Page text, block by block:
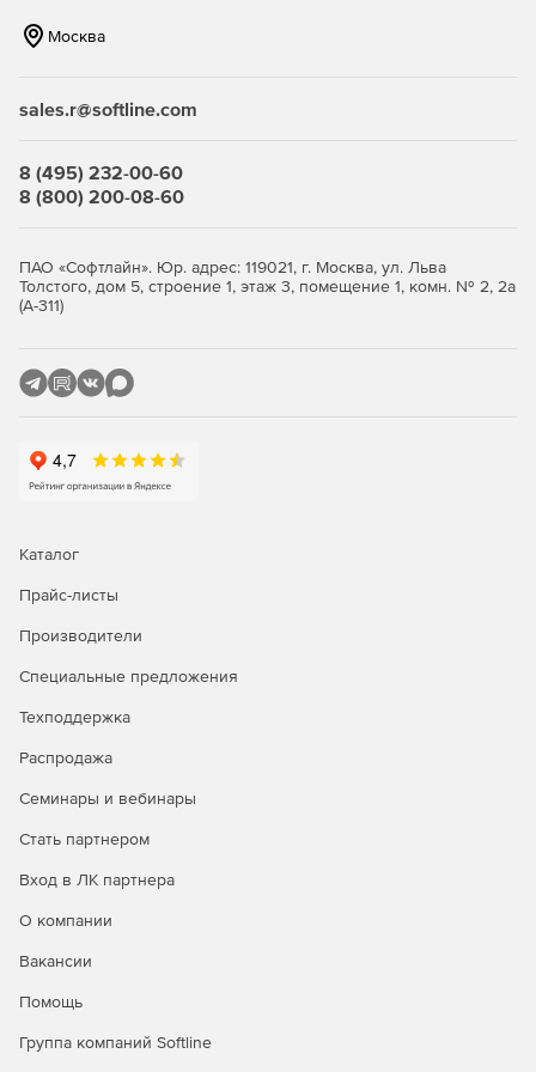
Москва
sales.r@softline.com
8 (495) 232-00-60
8 (800) 200-08-60
ПАО «Софтлайн». Юр. адрес: 119021, г. Москва, ул. Льва
Толстого, дом 5, строение 1, этаж 3, помещение 1, комн. № 2, 2а
(А-311)
Каталог
Прайс-листы
Производители
Специальные предложения
Техподдержка
Распродажа
Семинары и вебинары
Стать партнером
Вход в ЛК партнера
О компании
Вакансии
Помощь
Группа компаний Softline